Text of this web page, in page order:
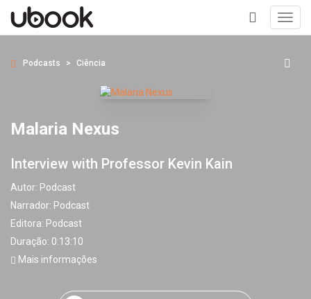
+
Podcasts Ciência
Malaria Nexus
Interview with Professor Kevin Kain
Autor: Podcast
Narrador: Podcast
Editora: Podcast
Duração: 0:13:10
Mais informações